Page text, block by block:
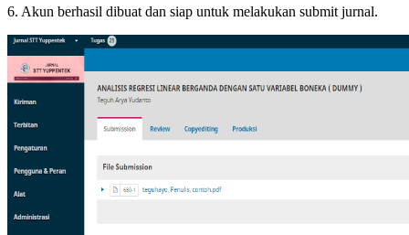
6. Akun berhasil dibuat dan siap untuk melakukan submit jurnal.